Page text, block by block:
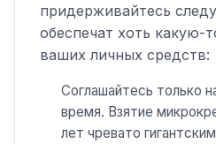
придерживайтесь
обеспечат хоть какую-
ваших личных средств:
Соглашайтесь только
время. Взятие
лет чревато